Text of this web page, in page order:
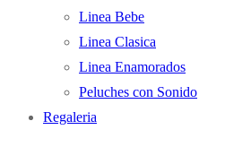
Linea Bebe
Linea Clasica
Linea Enamorados
Peluches con Sonido
Regaleria